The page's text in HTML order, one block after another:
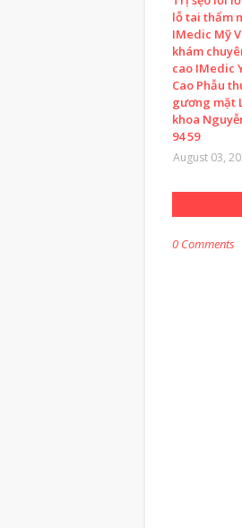
lỗ tai thẩm
IMedic Mỹ
khám
cao IMedic
Cao Phẫu
gương mặt
khoa
94 59
August 03,
0 Comments